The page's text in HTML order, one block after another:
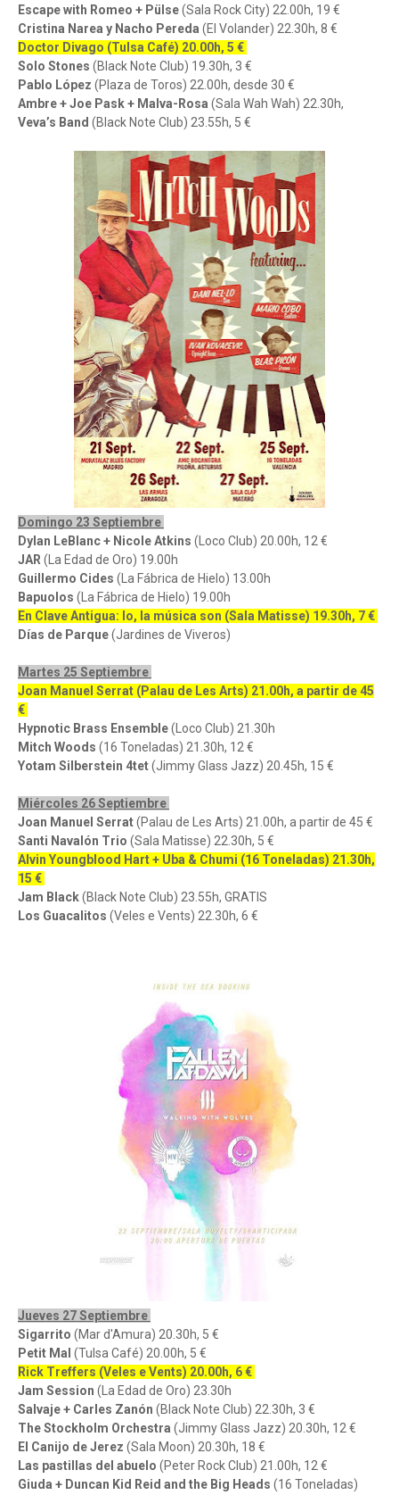
Escape with Romeo + Pülse(Sala Rock City) 22.00h, 19 €
Cristina Narea y Nacho Pereda (El Volander) 22.30h, 8 €
Doctor Divago (Tulsa Café) 20.00h, 5 €
Solo Stones (Black Note Club) 19.30h, 3 €
Pablo López (Plaza de Toros) 22.00h, desde 30 €
Ambre + Joe Pask + Malva-Rosa (Sala Wah Wah) 22.30h,
Veva’s Band (Black Note Club) 23.55h, 5 €
Domingo 23 Septiembre
Dylan LeBlanc + Nicole Atkins (Loco Club) 20.00h, 12 €
JAR (La Edad de Oro) 19.00h
Guillermo Cides (La Fábrica de Hielo) 13.00h
Bapuolos (La Fábrica de Hielo) 19.00h
En Clave Antigua: Io, la música son (Sala Matisse) 19.30h, 7 €
Días de Parque(Jardines de Viveros)
Martes 25 Septiembre
Joan Manuel Serrat (Palau de Les Arts) 21.00h, a partir de 45
€
Hypnotic Brass Ensemble(Loco Club) 21.30h
Mitch Woods (16 Toneladas) 21.30h, 12 €
Yotam Silberstein 4tet(Jimmy Glass Jazz) 20.45h, 15 €
Miércoles 26 Septiembre
Joan Manuel Serrat(Palau de Les Arts) 21.00h, a partir de 45 €
Santi Navalón Trio (Sala Matisse) 22.30h, 5 €
Alvin Youngblood Hart + Uba & Chumi (16 Toneladas) 21.30h,
15 €
Jam Black(Black Note Club) 23.55h, GRATIS
Los Guacalitos (Veles e Vents) 22.30h, 6 €
Jueves 27 Septiembre
Sigarrito (Mar d'Amura) 20.30h, 5 €
Petit Mal (Tulsa Café) 20.00h, 5 €
Rick Treffers (Veles e Vents) 20.00h, 6 €
Jam Session (La Edad de Oro) 23.30h
Salvaje + Carles Zanón (Black Note Club) 22.30h, 3 €
The Stockholm Orchestra (Jimmy Glass Jazz) 20.30h, 12 €
El Canijo de Jerez (Sala Moon) 20.30h, 18 €
Las pastillas del abuelo (Peter Rock Club) 21.00h, 12 €
Giuda + Duncan Kid Reid and the Big Heads (16 Toneladas)